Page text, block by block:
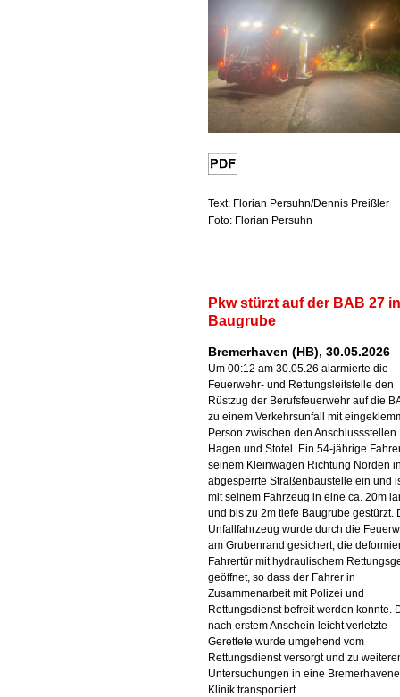
Text: Florian Persuhn/Dennis Preißler
Foto: Florian Persuhn
Pkw stürzt auf der BAB 27
Baugrube
Bremerhaven (HB), 30.05.2026
Um 00:12 am 30.05.26 alarmierte die
Feuerwehr- und Rettungsleitstelle den
Rüstzug der Berufsfeuerwehr auf die
zu einem Verkehrsunfall mit
Person zwischen den Anschlussstellen
Hagen und Stotel. Ein 54-jährige
seinem Kleinwagen Richtung Norden
abgesperrte Straßenbaustelle ein und
mit seinem Fahrzeug in eine ca. 20m
und bis zu 2m tiefe Baugrube gestürzt.
Unfallfahrzeug wurde durch die
am Grubenrand gesichert, die
Fahrertür mit hydraulischem
geöffnet, so dass der Fahrer in
Zusammenarbeit mit Polizei und
Rettungsdienst befreit werden konnte.
nach erstem Anschein leicht verletzte
Gerettete wurde umgehend vom
Rettungsdienst versorgt und zu
Untersuchungen in eine
Klinik transportiert.